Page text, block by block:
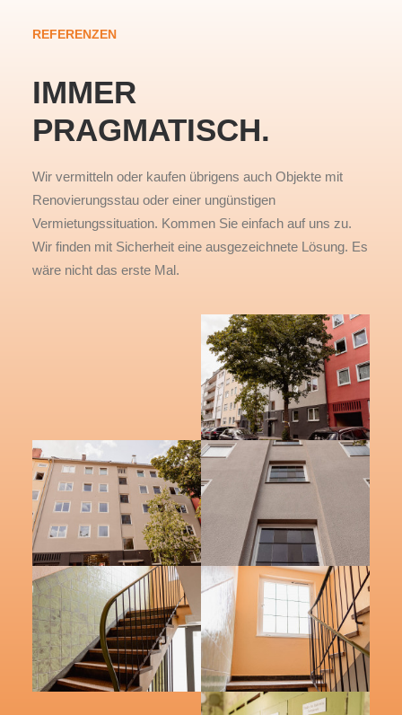
REFERENZEN
IMMER
PRAGMATISCH.
Wir vermitteln oder kaufen übrigens auch Objekte mit
Renovierungsstau oder einer ungünstigen
Vermietungssituation. Kommen Sie einfach auf uns zu.
Wir finden mit Sicherheit eine ausgezeichnete Lösung. Es
wäre nicht das erste Mal.